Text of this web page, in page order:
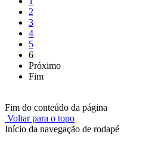
2
3
4
5
6
Próximo
Fim
Fim do conteúdo da página
Voltar para o topo
Início da navegação de rodapé